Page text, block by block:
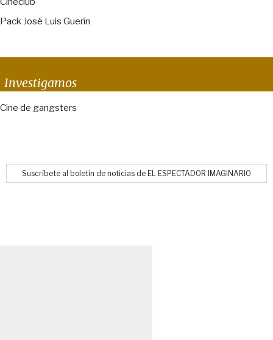
Pack José Luis Guerín
Investigamos
Cine de gangsters
Suscríbete al boletín de noticias de EL ESPECTADOR IMAGINARIO